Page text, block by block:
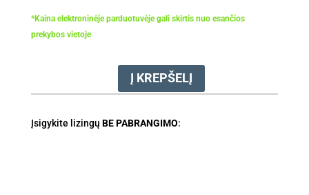
*Kaina elektroninėje parduotuvėje gali skirtis nuo esančios
prekybos vietoje
produkto
Vejapjovė
Į KREPŠELĮ
Įsigykite lizingų BE PABRANGIMO: